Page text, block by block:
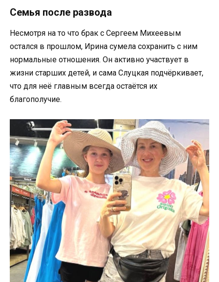
Семья после развода
Несмотря на то что брак с Сергеем Михеевым
остался в прошлом, Ирина сумела сохранить с ним
нормальные отношения. Он активно участвует в
жизни старших детей, и сама Слуцкая подчёркивает,
что для неё главным всегда остаётся их
благополучие.